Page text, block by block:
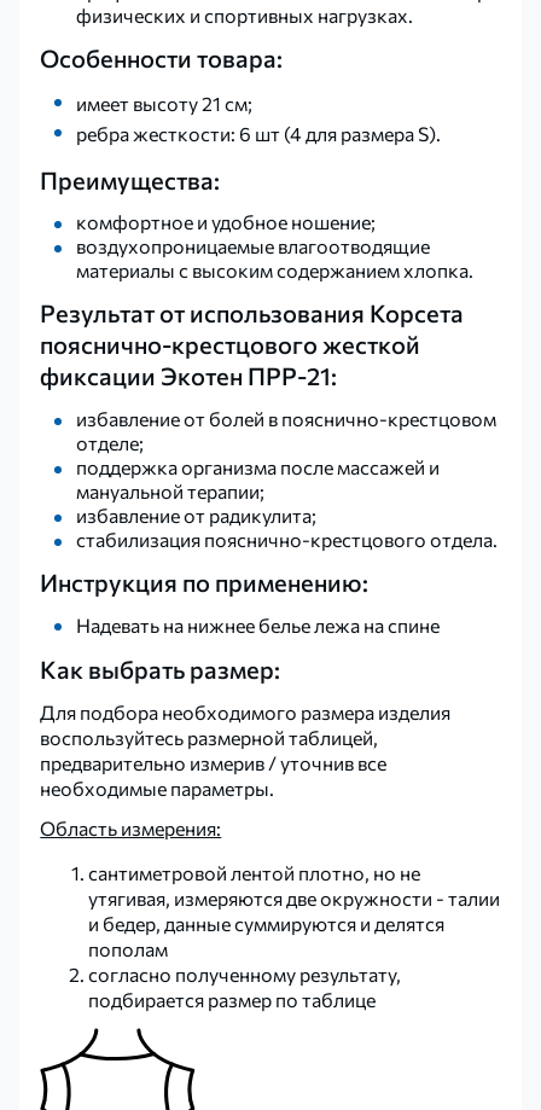
физических и спортивных нагрузках.
Особенности товара:
имеет высоту 21 см;
ребра жесткости: 6 шт (4 для размера S).
Преимущества:
комфортное и удобное ношение;
воздухопроницаемые влагоотводящие
материалы с высоким содержанием хлопка.
Результат от использования Корсета
пояснично-крестцового жесткой
фиксации Экотен ПРР-21:
избавление от болей в пояснично-крестцовом
отделе;
поддержка организма после массажей и
мануальной терапии;
избавление от радикулита;
стабилизация пояснично-крестцового отдела.
Инструкция по применению:
Надевать на нижнее белье лежа на спине
Как выбрать размер:
Для подбора необходимого размера изделия
воспользуйтесь размерной таблицей,
предварительно измерив / уточнив все
необходимые параметры.
Область измерения:
сантиметровой лентой плотно, но не
утягивая, измеряются две окружности - талии
и бедер, данные суммируются и делятся
пополам
согласно полученному результату,
подбирается размер по таблице